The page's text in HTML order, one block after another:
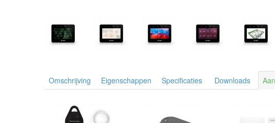
Omschrijving Eigenschappen Specificaties Downloads